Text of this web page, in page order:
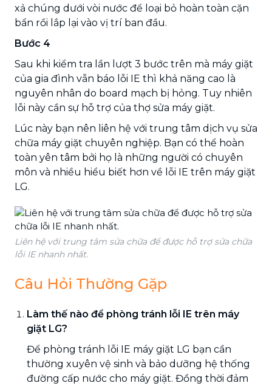
xả chúng dưới vòi nước để loại bỏ hoàn toàn cặn
bẩn rồi lắp lại vào vị trí ban đầu.
Bước 4
Sau khi kiểm tra lần lượt 3 bước trên mà máy giặt
của gia đình vẫn báo lỗi IE thì khả năng cao là
nguyên nhân do board mạch bị hỏng. Tuy nhiên
lỗi này cần sự hỗ trợ của thợ sửa máy giặt.
Lúc này bạn nên liên hệ với trung tâm dịch vụ sửa
chữa máy giặt chuyên nghiệp. Bạn có thể hoàn
toàn yên tâm bởi họ là những người có chuyên
môn và nhiều hiểu biết hơn về lỗi IE trên máy giặt
LG.
Liên hệ với trung tâm sửa chữa để được hỗ trợ sửa chữa
lỗi IE nhanh nhất.
Câu Hỏi Thường Gặp
Làm thế nào để phòng tránh lỗi IE trên máy
giặt LG?
Để phòng tránh lỗi IE máy giặt LG bạn cần
thường xuyên vệ sinh và bảo dưỡng hệ thống
đường cấp nước cho máy giặt. Đồng thời đảm